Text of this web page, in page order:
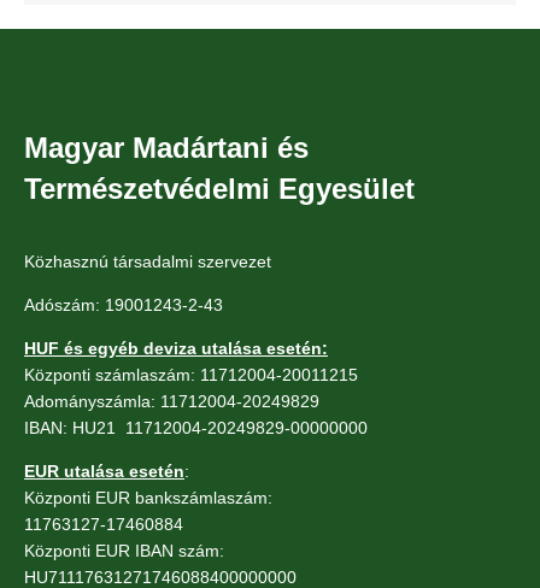
Magyar Madártani és
Természetvédelmi Egyesület
Közhasznú társadalmi szervezet
Adószám: 19001243-2-43
HUF és egyéb deviza utalása esetén:
Központi számlaszám: 11712004-20011215
Adományszámla: 11712004-20249829
IBAN: HU21 11712004-20249829-00000000
EUR utalása esetén:
Központi EUR bankszámlaszám:
11763127-17460884
Központi EUR IBAN szám:
HU71117631271746088400000000